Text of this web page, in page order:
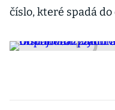
číslo, které spadá